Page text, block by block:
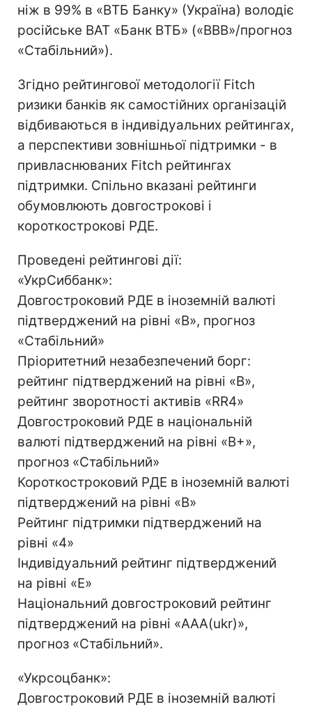
ніж в 99% в «ВТБ Банку» (Україна) володіє
російське ВАТ «Банк ВТБ» («BBB»/прогноз
«Стабільний»).
Згідно рейтингової методології Fitch
ризики банків як самостійних організацій
відбиваються в індивідуальних рейтингах,
а перспективи зовнішньої підтримки - в
привласнюваних Fitch рейтингах
підтримки. Спільно вказані рейтинги
обумовлюють довгострокові і
короткострокові РДЕ.
Проведені рейтингові дії:
«УкрСиббанк»:
Довгостроковий РДЕ в іноземній валюті
підтверджений на рівні «B», прогноз
«Стабільний»
Пріоритетний незабезпечений борг:
рейтинг підтверджений на рівні «B»,
рейтинг зворотності активів «RR4»
Довгостроковий РДЕ в національній
валюті підтверджений на рівні «B+»,
прогноз «Стабільний»
Короткостроковий РДЕ в іноземній валюті
підтверджений на рівні «B»
Рейтинг підтримки підтверджений на
рівні «4»
Індивідуальний рейтинг підтверджений
на рівні «E»
Національний довгостроковий рейтинг
підтверджений на рівні «AAA(ukr)»,
прогноз «Стабільний».
«Укрсоцбанк»:
Довгостроковий РДЕ в іноземній валюті